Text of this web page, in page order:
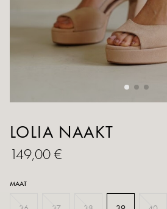
LOLIA NAAKT
149,00 €
MAAT